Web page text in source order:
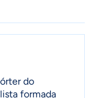
do
formada